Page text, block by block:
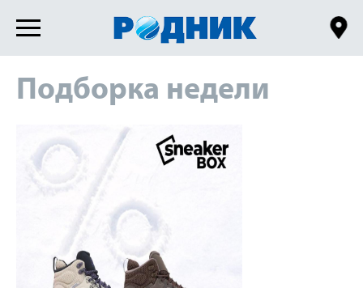
Подборка недели